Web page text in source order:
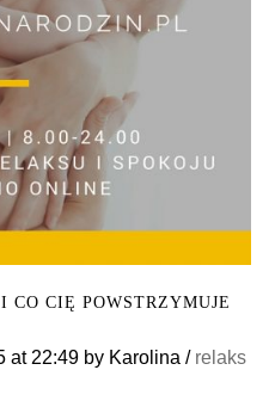
CIĘ POWSTRZYMUJE
at 22:49 by Karolina / relaks